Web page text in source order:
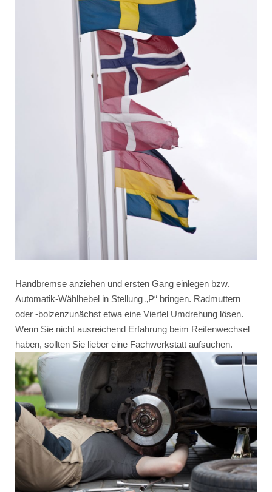
Handbremse anziehen und ersten Gang einlegen bzw.
Automatik-Wählhebel in Stellung „P“ bringen. Radmuttern
oder -bolzenzunächst etwa eine Viertel Umdrehung lösen.
Wenn Sie nicht ausreichend Erfahrung beim Reifenwechsel
haben, sollten Sie lieber eine Fachwerkstatt aufsuchen.